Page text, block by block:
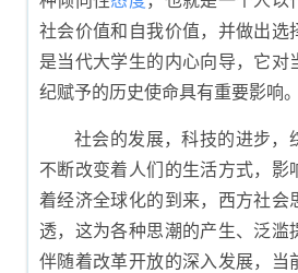
社会价值和自我价值，并做出选
是当代大学生的内心向导，它对
纪赋予的历史使命具有重要影响。
社会的发展，科技的进步，
不断改变着人们的生活方式，影
着经济全球化的到来，西方社会
透，这为各种思潮的产生、泛滥
伴随着改革开放的深入发展，当